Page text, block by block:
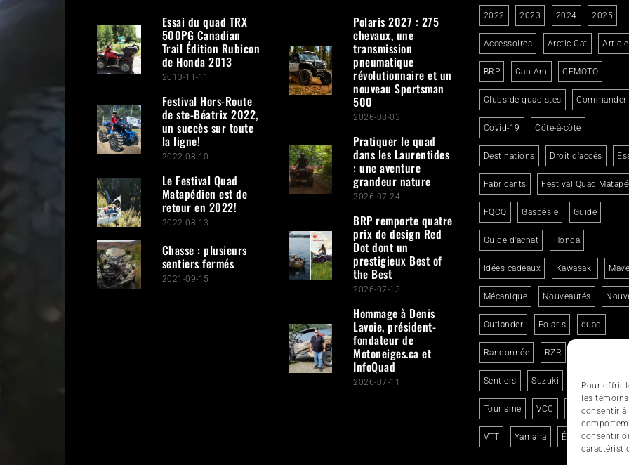
Pour offrir
les
consentir à
consentir
Essai du quad TRX
500PG Canadian
Trail Édition Rubicon
de Honda 2013
2013-11-11
Festival Hors-Route
de ste-Béatrix 2022,
un succès sur toute
la ligne!
2022-08-10
Le Festival Quad
Matapédien est de
retour en 2022!
2022-08-13
Chasse : plusieurs
sentiers fermés
2021-09-15
Polaris 2027 : 275
chevaux, une
transmission
pneumatique
révolutionnaire et un
nouveau Sportsman
500
2026-08-03
Pratiquer le quad
dans les Laurentides
: une aventure
grandeur nature
2026-07-24
BRP remporte quatre
prix de design Red
Dot dont un
prestigieux Best of
the Best
2026-07-13
Hommage à Denis
Lavoie, président-
fondateur de
Motoneiges.ca et
InfoQuad
2026-07-11
2022 2023 2024 2025
Accessoires Arctic Cat
BRP Can-Am CFMOTO
Clubs de quadistes Commander
Covid-19 Côte-à-côte
Destinations Droit d'accès
Fabricants Festival Quad
FQCQ Gaspésie Guide
Guide d'achat Honda
idées cadeaux Kawasaki
Mécanique Nouveautés
Outlander Polaris quad
Randonnée RZR
Sentiers Suzuki Sécurité
Tourisme VCC Voyage en
VTT Yamaha Événements